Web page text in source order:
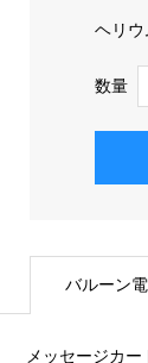
ヘリ
数量
バルーン
メッセージカー